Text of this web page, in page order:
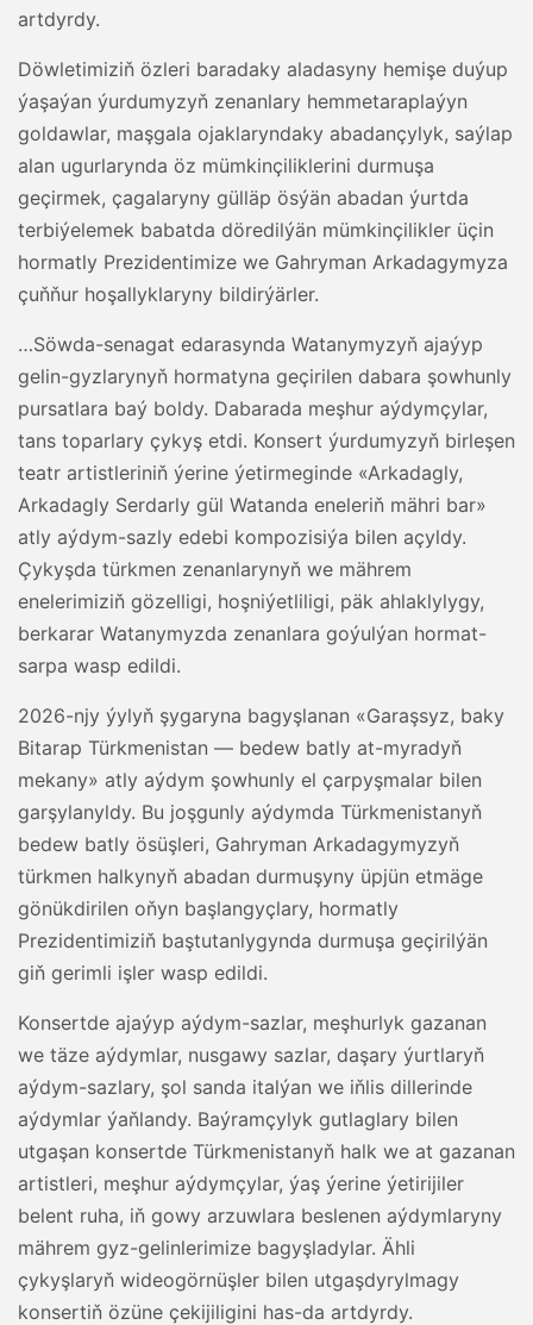
artdyrdy.
Döwletimiziň özleri baradaky aladasyny hemişe duýup
ýaşaýan ýurdumyzyň zenanlary hemmetaraplaýyn
goldawlar, maşgala ojaklaryndaky abadançylyk, saýlap
alan ugurlarynda öz mümkinçiliklerini durmuşa
geçirmek, çagalaryny gülläp ösýän abadan ýurtda
terbiýelemek babatda döredilýän mümkinçilikler üçin
hormatly Prezidentimize we Gahryman Arkadagymyza
çuňňur hoşallyklaryny bildirýärler.
…Söwda-senagat edarasynda Watanymyzyň ajaýyp
gelin-gyzlarynyň hormatyna geçirilen dabara şowhunly
pursatlara baý boldy. Dabarada meşhur aýdymçylar,
tans toparlary çykyş etdi. Konsert ýurdumyzyň birleşen
teatr artistleriniň ýerine ýetirmeginde «Arkadagly,
Arkadagly Serdarly gül Watanda eneleriň mähri bar»
atly aýdym-sazly edebi kompozisiýa bilen açyldy.
Çykyşda türkmen zenanlarynyň we mährem
enelerimiziň gözelligi, hoşniýetliligi, päk ahlaklylygy,
berkarar Watanymyzda zenanlara goýulýan hormat-
sarpa wasp edildi.
2026-njy ýylyň şygaryna bagyşlanan «Garaşsyz, baky
Bitarap Türkmenistan — bedew batly at-myradyň
mekany» atly aýdym şowhunly el çarpyşmalar bilen
garşylanyldy. Bu joşgunly aýdymda Türkmenistanyň
bedew batly ösüşleri, Gahryman Arkadagymyzyň
türkmen halkynyň abadan durmuşyny üpjün etmäge
gönükdirilen oňyn başlangyçlary, hormatly
Prezidentimiziň baştutanlygynda durmuşa geçirilýän
giň gerimli işler wasp edildi.
Konsertde ajaýyp aýdym-sazlar, meşhurlyk gazanan
we täze aýdymlar, nusgawy sazlar, daşary ýurtlaryň
aýdym-sazlary, şol sanda italýan we iňlis dillerinde
aýdymlar ýaňlandy. Baýramçylyk gutlaglary bilen
utgaşan konsertde Türkmenistanyň halk we at gazanan
artistleri, meşhur aýdymçylar, ýaş ýerine ýetirijiler
belent ruha, iň gowy arzuwlara beslenen aýdymlaryny
mährem gyz-gelinlerimize bagyşladylar. Ähli
çykyşlaryň wideogörnüşler bilen utgaşdyrylmagy
konsertiň özüne çekijiligini has-da artdyrdy.